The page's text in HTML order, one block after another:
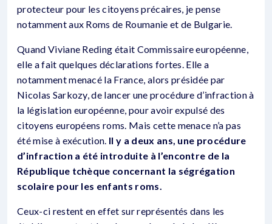
protecteur pour les citoyens précaires, je pense
notamment aux Roms de Roumanie et de Bulgarie.
Quand Viviane Reding était Commissaire européenne,
elle a fait quelques déclarations fortes. Elle a
notamment menacé la France, alors présidée par
Nicolas Sarkozy, de lancer une procédure d’infraction à
la législation européenne, pour avoir expulsé des
citoyens européens roms. Mais cette menace n’a pas
été mise à exécution. Il y a deux ans, une procédure
d’infraction a été introduite à l’encontre de la
République tchèque concernant la ségrégation
scolaire pour les enfants roms.
Ceux-ci restent en effet sur représentés dans les